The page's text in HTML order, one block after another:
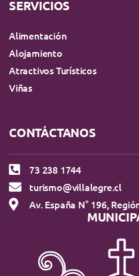
SERVICIOS
Alimentación
Alojamiento
Atractivos Turísticos
Viñas
CONTÁCTANOS
73 238 1744
turismo@villalegre.cl
Av. España N° 196,